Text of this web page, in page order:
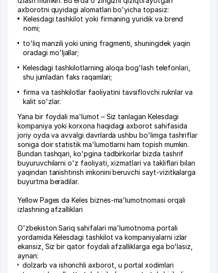
axborotni quyidagi alomatlari bo'yicha topasiz:
Kelesdagi tashkilot yoki firmaning yuridik va brend
nomi;
to'liq manzili yoki uning fragmenti, shuningdek yaqin
oradagi mo'ljallar;
Kelesdagi tashkilotlarning aloqa bog'lash telefonlari,
shu jumladan faks raqamlari;
firma va tashkilotlar faoliyatini tavsiflovchi ruknlar va
kalit so'zlar.
Yana bir foydali ma'lumot – Siz tanlagan Kelesdagi
kompaniya yoki korxona haqidagi axborot sahifasida
joriy oyda va avvalgi davrlarda ushbu bo'limga tashriflar
soniga doir statistik ma'lumotlarni ham topish mumkin.
Bundan tashqari, ko'pgina tadbirkorlar bizda tashrif
buyuruvchilarni o'z faoliyati, xizmatlari va takliflari bilan
yaqindan tanishtirish imkonini beruvchi sayt-vizitkalarga
buyurtma beradilar.
Yellow Pages da Keles biznes-ma'lumotnomasi orqali
izlashning afzalliklari
O'zbekiston Sariq sahifalari ma'lumotnoma portali
yordamida Kelesdagi tashkilot va kompaniyalarni izlar
ekansiz, Siz bir qator foydali afzalliklarga ega bo'lasiz,
aynan:
dolzarb va ishonchli axborot, u portal xodimlari